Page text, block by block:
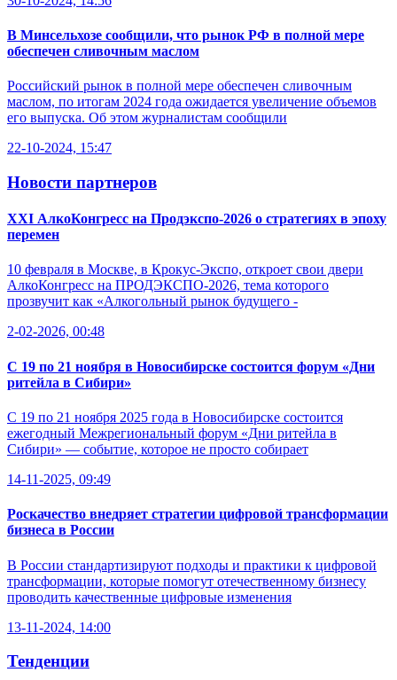
В Минсельхозе сообщили, что рынок РФ в полной мере
обеспечен сливочным маслом
Российский рынок в полной мере обеспечен сливочным
маслом, по итогам 2024 года ожидается увеличение объемов
его выпуска. Об этом журналистам сообщили
22-10-2024, 15:47
Новости партнеров
XXI АлкоКонгресс на Продэкспо-2026 о стратегиях в эпоху
перемен
10 февраля в Москве, в Крокус-Экспо, откроет свои двери
АлкоКонгресс на ПРОДЭКСПО-2026, тема которого
прозвучит как «Алкогольный рынок будущего -
2-02-2026, 00:48
С 19 по 21 ноября в Новосибирске состоится форум «Дни
ритейла в Сибири»
С 19 по 21 ноября 2025 года в Новосибирске состоится
ежегодный Межрегиональный форум «Дни ритейла в
Сибири» — событие, которое не просто собирает
14-11-2025, 09:49
Роскачество внедряет стратегии цифровой трансформации
бизнеса в России
В России стандартизируют подходы и практики к цифровой
трансформации, которые помогут отечественному бизнесу
проводить качественные цифровые изменения
13-11-2024, 14:00
Тенденции